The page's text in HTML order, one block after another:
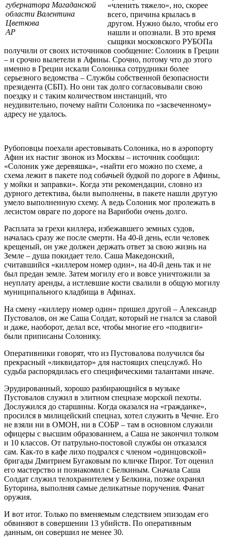
губернатора Магаданской
области Валентина
Цветкова
АР
«членить тяжело», но, скорее
всего, причина крылась в
другом. Нужно было, чтобы его
нашли и опознали. В это время
сыщики московского РУБОПа
получили от своих источников сообщение: Солоник в Греции
– и срочно вылетели в Афины. Срочно, потому что до этого
именно в Греции искали Солоника сотрудники более
серьезного ведомства – Службы собственной безопасности
президента (СБП). Но они так долго согласовывали свою
поездку и с таким количеством инстанций, что
неудивительно, почему найти Солоника по «засвеченному»
адресу не удалось.
Рубоповцы поехали арестовывать Солоника, но в аэропорту
Афин их настиг звонок из Москвы – источник сообщил:
«Солоник уже деревяшка», «найти его можно по схеме, а
схема лежит в пакете под собачьей будкой по дороге в Афины,
у мойки и заправки». Когда эти рекомендации, словно из
дурного детектива, были выполнены, в пакете нашли другую
умело выполненную схему. А ведь Солоник мог пролежать в
лесистом овраге по дороге на Варибоби очень долго.
Расплата за грехи киллера, избежавшего земных судов,
началась сразу же после смерти. На 40-й день, если человек
крещеный, он уже должен держать ответ за свою жизнь на
Земле – душа покидает тело. Саша Македонский,
считавшийся «киллером номер один», на 40-й день так и не
был предан земле. Затем могилу его и вовсе уничтожили за
неуплату аренды, а истлевшие кости свалили в общую могилу
муниципального кладбища в Афинах.
На смену «киллеру номер один» пришел другой – Александр
Пустовалов, он же Саша Солдат, который не гнался за славой
и даже, наоборот, делал все, чтобы многие его «подвиги»
были приписаны Солонику.
Оперативники говорят, что из Пустовалова получился бы
прекрасный «ликвидатор» для настоящих спецслужб. Но
судьба распорядилась его специфическими талантами иначе.
Эрудированный, хорошо разбирающийся в музыке
Пустовалов служил в элитном спецназе морской пехоты.
Дослужился до старшины. Когда оказался на «гражданке»,
просился в милицейский спецназ, хотел служить в Чечне. Его
не взяли ни в ОМОН, ни в СОБР – там в основном служили
офицеры с высшим образованием, а Саша не закончил толком
и 10 классов. От патрульно-постовой службы он отказался
сам. Как-то в кафе лихо подрался с членом «одинцовской»
бригады Дмитрием Бугаковым по кличке Пирог. Тот оценил
его мастерство и познакомил с Белкиным. Сначала Саша
Солдат служил телохранителем у Белкина, позже охранял
Буторина, выполняя самые деликатные поручения. Фанат
оружия.
И вот итог. Только по вменяемым следствием эпизодам его
обвиняют в совершении 13 убийств. По оперативным
данным, он совершил не менее 30.